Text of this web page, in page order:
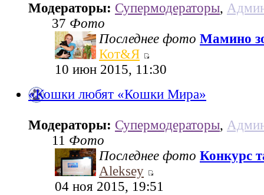
Модераторы: Супермодераторы,
37 Фото
Последнее фото Мамино
Кот&Я
10 июн 2015, 11:30
«Кошки любят «Кошки Мира»
Модераторы: Супермодераторы,
11 Фото
Последнее фото Конкурс
Aleksey
04 ноя 2015, 19:51